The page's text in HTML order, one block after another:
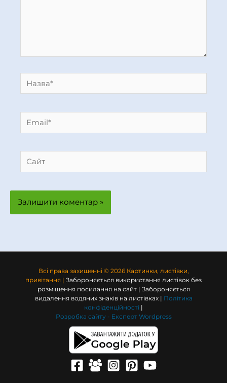
Всі права захищенні © 2026 Картинки, листівки,
привітання | Забороняється використання листівок без
розміщення посилання на сайт | Забороняється
видалення водяних знаків на листівках | Політика
конфіденційності |
Розробка сайту - Експерт Wordpress